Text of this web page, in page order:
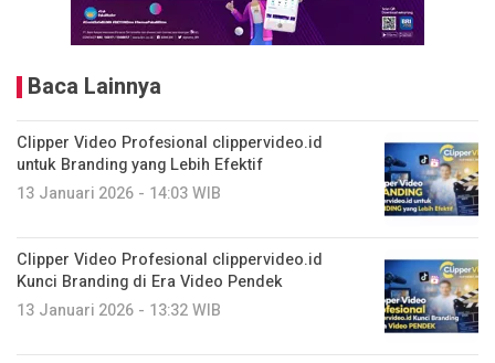
Baca Lainnya
Clipper Video Profesional clippervideo.id
untuk Branding yang Lebih Efektif
13 Januari 2026 - 14:03 WIB
Clipper Video Profesional clippervideo.id
Kunci Branding di Era Video Pendek
13 Januari 2026 - 13:32 WIB